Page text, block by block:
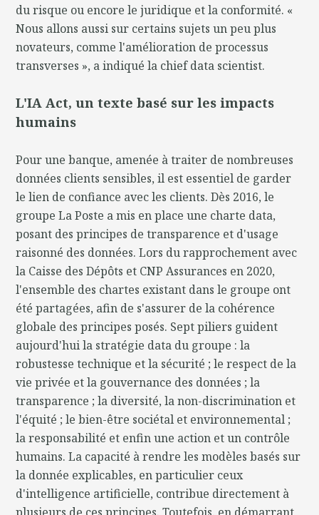
du risque ou encore le juridique et la conformité. «
Nous allons aussi sur certains sujets un peu plus
novateurs, comme l'amélioration de processus
transverses », a indiqué la chief data scientist.
L'IA Act, un texte basé sur les impacts
humains
Pour une banque, amenée à traiter de nombreuses
données clients sensibles, il est essentiel de garder
le lien de confiance avec les clients. Dès 2016, le
groupe La Poste a mis en place une charte data,
posant des principes de transparence et d'usage
raisonné des données. Lors du rapprochement avec
la Caisse des Dépôts et CNP Assurances en 2020,
l'ensemble des chartes existant dans le groupe ont
été partagées, afin de s'assurer de la cohérence
globale des principes posés. Sept piliers guident
aujourd'hui la stratégie data du groupe : la
robustesse technique et la sécurité ; le respect de la
vie privée et la gouvernance des données ; la
transparence ; la diversité, la non-discrimination et
l'équité ; le bien-être sociétal et environnemental ;
la responsabilité et enfin une action et un contrôle
humains. La capacité à rendre les modèles basés sur
la donnée explicables, en particulier ceux
d'intelligence artificielle, contribue directement à
plusieurs de ces principes. Toutefois, en démarrant